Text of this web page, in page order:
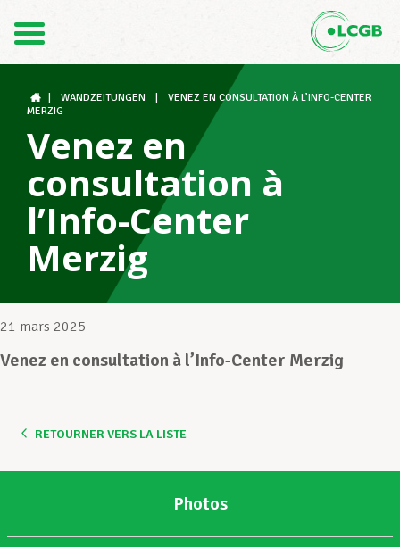
DE
Le LCGB
Structures syndicales
Assistance au Travail
Assistance en vie privée
Développement professionnel
WANDZEITUNGEN
VENEZ EN CONSULTATION À L’INFO-CENTER
MERZIG
Venez en
consultation à
l’Info-Center
Merzig
21 mars 2025
Venez en consultation à l’Info-Center Merzig
RETOURNER VERS LA LISTE
Photos